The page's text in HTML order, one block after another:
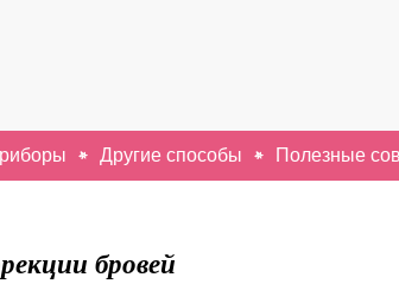
Другие способы Полезные
бровей